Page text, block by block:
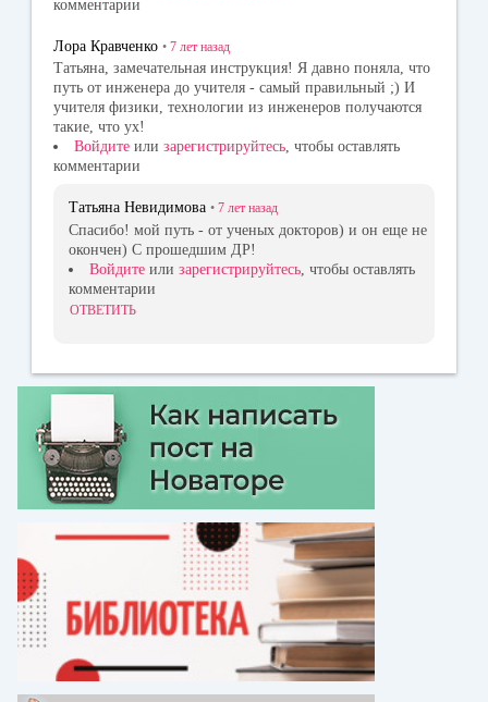
комментарии
Лора Кравченко • 7 лет назад
Татьяна, замечательная инструкция! Я давно поняла, что
путь от инженера до учителя - самый правильный ;) И
учителя физики, технологии из инженеров получаются
такие, что ух!
Войдите или зарегистрируйтесь, чтобы оставлять
комментарии
Татьяна Невидимова • 7 лет назад
Спасибо! мой путь - от ученых докторов) и он еще не
окончен) С прошедшим ДР!
Войдите или зарегистрируйтесь , чтобы оставлять
комментарии
ОТВЕТИТЬ